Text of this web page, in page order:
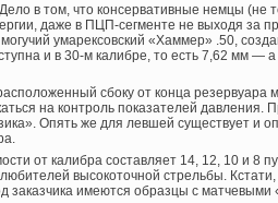
в том, что консервативные немцы (не
даже в ПЦП-сегменте не выходя за
умарексовский «Хаммер» .50,
и в 30-м калибре, то есть 7,62 мм — а
сбоку от конца
на контроль показателей давления.
Опять же для левшей существует и
от калибра составляет 14, 12, 10 и 8
высокоточной стрельбы.
заказчика имеются образцы с матчевыми